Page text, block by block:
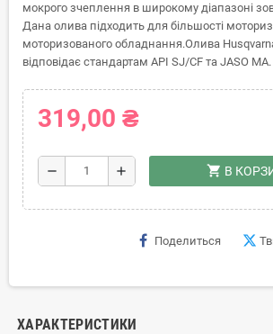
мокрого зчеплення в широкому діапазоні
Дана олива підходить для більшості
моторизованого обладнання.Олива
відповідає стандартам API SJ/CF та JASO MA.
319,00 ₴
remove add shopping_cart В
Поделиться
ХАРАКТЕРИСТИКИ